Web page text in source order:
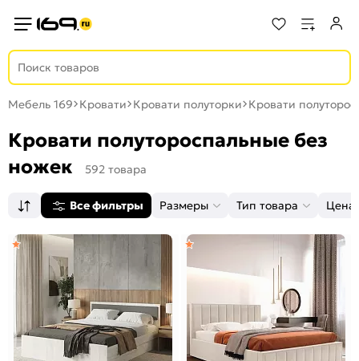
Мебель 169 Кровати Кровати полуторки Кровати
Кровати полутороспальные без
ножек
592 товара
Все фильтры Размеры Тип товара Цена